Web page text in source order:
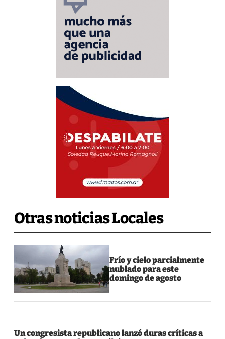
Otras noticias Locales
Frío y cielo parcialmente
nublado para este
domingo de agosto
Un congresista republicano lanzó duras críticas a